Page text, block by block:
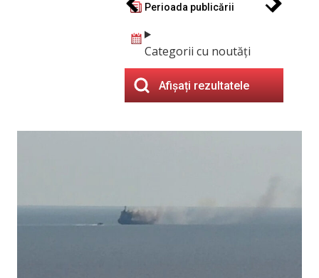
Perioada publicării
Categorii cu noutăți
Afișați rezultatele